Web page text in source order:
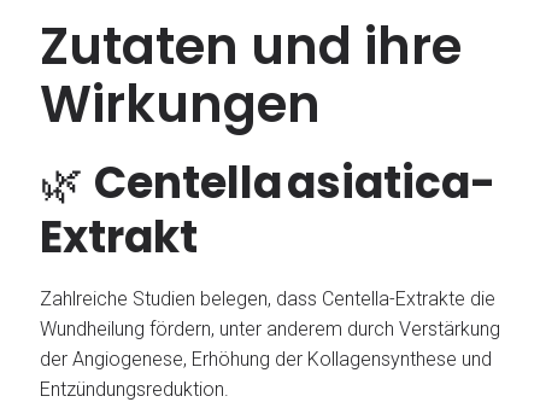
Zutaten und ihre
Wirkungen
🌿 Centella asiatica-
Extrakt
Zahlreiche Studien belegen, dass Centella-Extrakte die
Wundheilung fördern, unter anderem durch Verstärkung
der Angiogenese, Erhöhung der Kollagensynthese und
Entzündungsreduktion.